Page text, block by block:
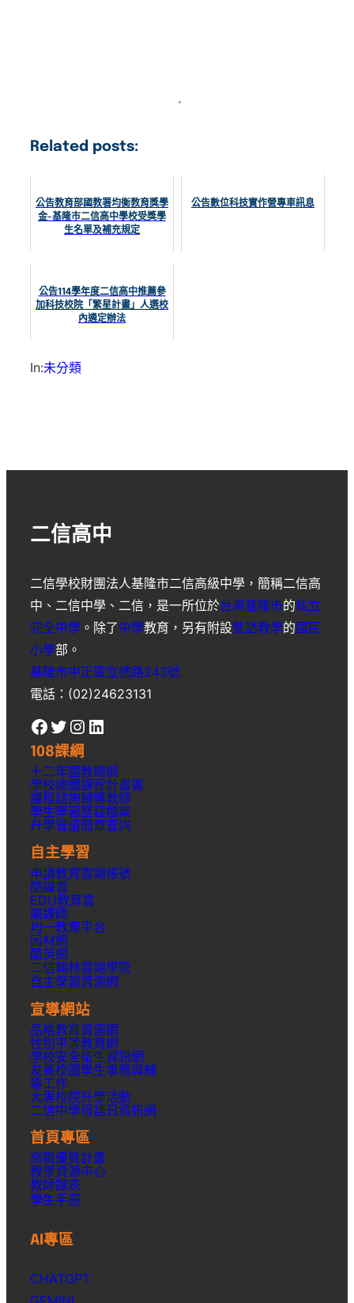
Related posts:
公告教育部國教署均衡教育獎學
金-基隆市二信高中學校受獎學
生名單及補充規定
公告數位科技實作營專車訊息
公告114學年度二信高中推薦參
加科技校院「繁星計畫」人選校
內遴定辦法
In:未分類
二信高中
二信學校財團法人基隆市二信高級中學 ，簡稱二信高
中 、 二信中學 、 二信 ，是一所位於台灣基隆市的私立
完全中學 。除了中學教育，另有附設雙語教學的國民
小學部。
基隆市中正區立德路243號
電話：(02)24623131
Facebook Twitter Instagram LinkedIn
108課綱
十二年國教總綱
學校總體課程計畫書
課程諮詢輔導教師
學生學習歷程檔案
升學管道簡章查詢
自主學習
申請教育雲端帳號
酷課雲
EDU教育雲
磨課師
均一教育平台
因材網
酷英網
二信翰林雲端學院
自主學習資源網
宣導網站
品格教育資源網
性別平等教育網
學校安全衛生資訊網
友善校園學生事務與輔
導工作
大專校院升學活動
二信中學母語日資訊網
首頁專區
高職優質計畫
教學資源中心
教師課表
學生手冊
AI專區
CHATGPT